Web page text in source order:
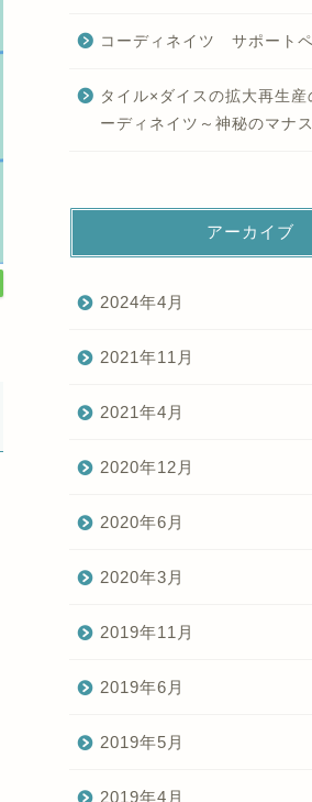
コーディネイツ サポート
タイル×ダイスの拡大再生産
ーディネイツ～神秘のマナ
アーカイブ
2024年4月
2021年11月
2021年4月
2020年12月
2020年6月
2020年3月
2019年11月
2019年6月
2019年5月
2019年4月